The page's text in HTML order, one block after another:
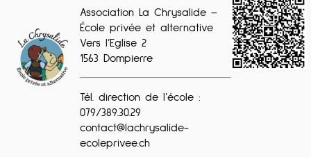
Association La Chrysalide –
École privée et alternative
Vers l’Eglise 2
1563 Dompierre
Tél. direction de l’école :
079/389.30.29
contact@lachrysalide-
ecoleprivee.ch